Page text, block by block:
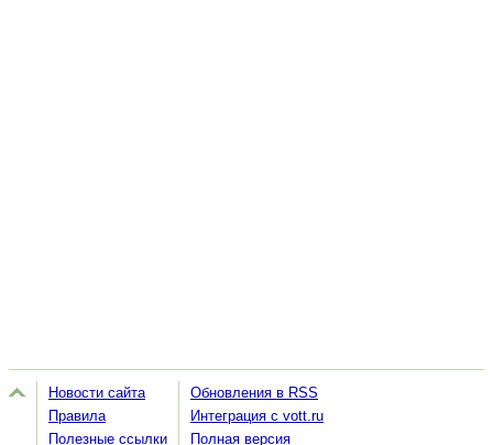
Новости сайта
Правила
Полезные ссылки
Обновления в RSS
Интеграция с vott.ru
Полная версия